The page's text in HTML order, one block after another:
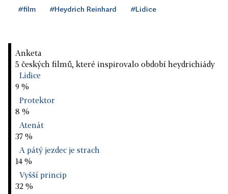
#film #Heydrich Reinhard #Lidice
Anketa
5 českých filmů, které inspirovalo období heydrichiády
Lidice
9 %
Protektor
8 %
Atenát
37 %
A pátý jezdec je strach
14 %
Vyšší princip
32 %